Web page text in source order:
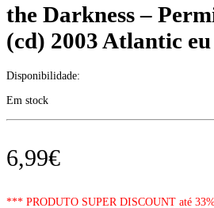
the Darkness –
(cd) 2003 Atlantic
Disponibilidade:
Em stock
6,99€
*** PRODUTO SUPER DISCOUNT até